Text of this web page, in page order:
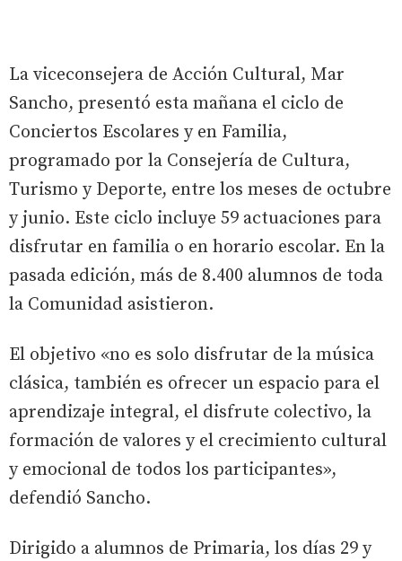
La viceconsejera de Acción Cultural, Mar
Sancho, presentó esta mañana el ciclo de
Conciertos Escolares y en Familia,
programado por la Consejería de Cultura,
Turismo y Deporte, entre los meses de octubre
y junio. Este ciclo incluye 59 actuaciones para
disfrutar en familia o en horario escolar. En la
pasada edición, más de 8.400 alumnos de toda
la Comunidad asistieron.
El objetivo «no es solo disfrutar de la música
clásica, también es ofrecer un espacio para el
aprendizaje integral, el disfrute colectivo, la
formación de valores y el crecimiento cultural
y emocional de todos los participantes»,
defendió Sancho.
Dirigido a alumnos de Primaria, los días 29 y